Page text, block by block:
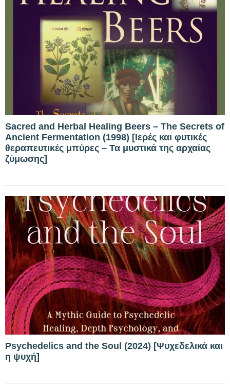
Sacred and Herbal Healing Beers – The Secrets of
Ancient Fermentation (1998) [Ιερές και φυτικές
θεραπευτικές μπύρες – Τα μυστικά της αρχαίας
ζύμωσης]
Psychedelics and the Soul (2024) [Ψυχεδελικά και
η ψυχή]